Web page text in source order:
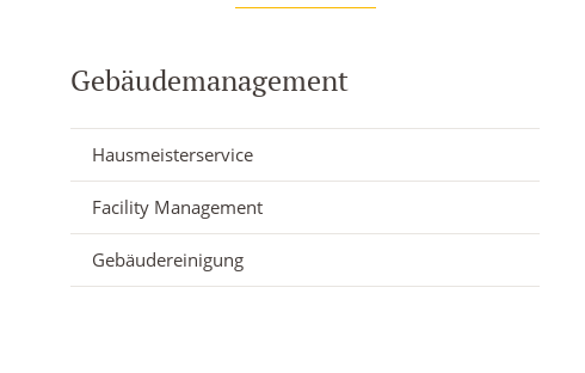
Gebäudemanagement
Hausmeisterservice
Facility Management
Gebäudereinigung